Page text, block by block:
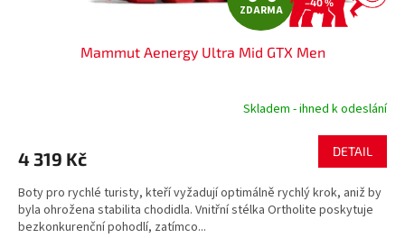
D
A
R
A
ZDARMA
–40 %
Mammut Aenergy Ultra Mid GTX Men
Skladem - ihned k odeslání
4 319 Kč DETAIL
Boty pro rychlé turisty, kteří vyžadují optimálně rychlý krok, aniž by
byla ohrožena stabilita chodidla. Vnitřní stélka Ortholite poskytuje
bezkonkurenční pohodlí, zatímco...